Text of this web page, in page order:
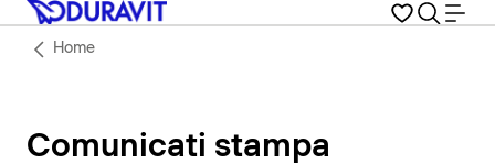
Home
Comunicati stampa